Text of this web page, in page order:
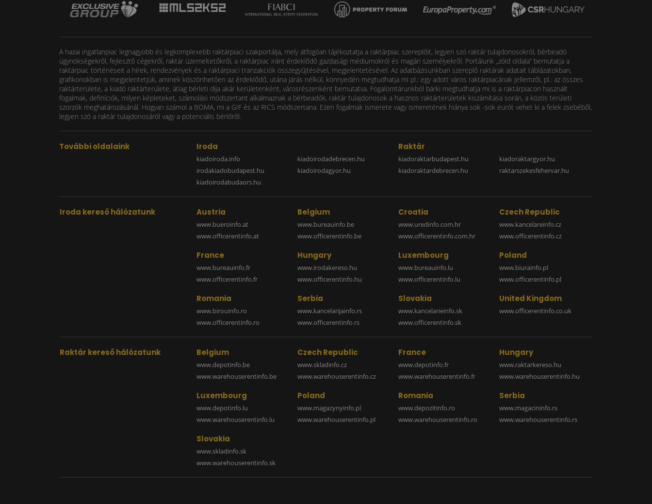
A hazai ingatlanpiac legnagyobb és legkomplexebb raktárpiaci szakportálja, mely átfogóan tájékoztatja a raktárpiac szereplőit, legyen szó raktár tulajdonosokról, bérbeadó
ügynökségekről, fejlesztő cégekről, raktár üzemeltetőkről, a raktárpiac iránt érdeklődő gazdasági médiumokról és magán személyekről. Portálunk „zöld oldala” bemutatja a
raktárpiac történéseit a hírek, rendezvények és a raktárpiaci tranzakciók összegyűjtésével, megjelentetésével. Az adatbázisunkban szereplő raktárak adatait táblázatokban,
grafikonokban is megjelentetjük, aminek köszönhetően az érdeklődő, utána járás nélkül, könnyedén megtudhatja mi pl.: egy adott város raktárpiacának jellemzői, pl.: az összes
raktárterülete, a kiadó raktárterülete, átlag bérleti díja akár kerületenként, városrészenként bemutatva. Fogalomtárunkból bárki megtudhatja mi is a raktárpiacon használt
fogalmak, definíciók, milyen képleteket, számolási módszertant alkalmaznak a bérbeadók, raktár tulajdonosok a hasznos raktárterületek kiszámítása során, a közös területi
szorzók meghatározásánál. Hogyan számol a BOMA, mi a GIF és az RICS módszertana. Ezen fogalmak ismerete vagy ismeretének hiánya sok -sok eurót vehet ki a felek zsebéből,
legyen szó a raktár tulajdonosáról vagy a potenciális bérlőről.
További oldalaink Iroda
kiadoiroda.info
irodakiadobudapest.hu
kiadoirodabudaors.hu
kiadoirodadebrecen.hu
kiadoirodagyor.hu
Raktár
kiadoraktarbudapest.hu
kiadoraktardebrecen.hu
kiadoraktargyor.hu
raktarszekesfehervar.hu
Iroda kereső hálózatunk Austria
www.bueroinfo.at
www.officerentinfo.at
Belgium
www.bureauinfo.be
www.officerentinfo.be
Croatia
www.uredinfo.com.hr
www.officerentinfo.com.hr
Czech Republic
www.kancelareinfo.cz
www.officerentinfo.cz
France
www.bureauinfo.fr
www.officerentinfo.fr
Hungary
www.irodakereso.hu
www.officerentinfo.hu
Luxembourg
www.bureauinfo.lu
www.officerentinfo.lu
Poland
www.biurainfo.pl
www.officerentinfo.pl
Romania
www.birouinfo.ro
www.officerentinfo.ro
Serbia
www.kancelarijainfo.rs
www.officerentinfo.rs
Slovakia
www.kancelarieinfo.sk
www.officerentinfo.sk
United Kingdom
www.officerentinfo.co.uk
Raktár kereső hálózatunk Belgium
www.depotinfo.be
www.warehouserentinfo.be
Czech Republic
www.skladinfo.cz
www.warehouserentinfo.cz
France
www.depotinfo.fr
www.warehouserentinfo.fr
Hungary
www.raktarkereso.hu
www.warehouserentinfo.hu
Luxembourg
www.depotinfo.lu
www.warehouserentinfo.lu
Poland
www.magazynyinfo.pl
www.warehouserentinfo.pl
Romania
www.depozitinfo.ro
www.warehouserentinfo.ro
Serbia
www.magacininfo.rs
www.warehouserentinfo.rs
Slovakia
www.skladinfo.sk
www.warehouserentinfo.sk